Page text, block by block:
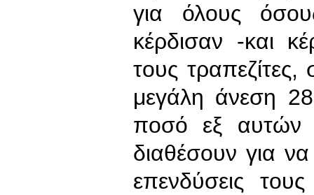
για όλους
κέρδισαν -και
τους
μεγάλη άνεση
ποσό εξ αυτών
διαθέσουν για
επενδύσεις